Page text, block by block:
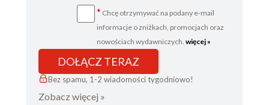
* Chcę otrzymywać na podany e-mail
informacje o zniżkach, promocjach oraz
nowościach wydawniczych. więcej »
DOŁĄCZ TERAZ
Bez spamu, 1-2 wiadomości tygodniowo!
Zobacz więcej »